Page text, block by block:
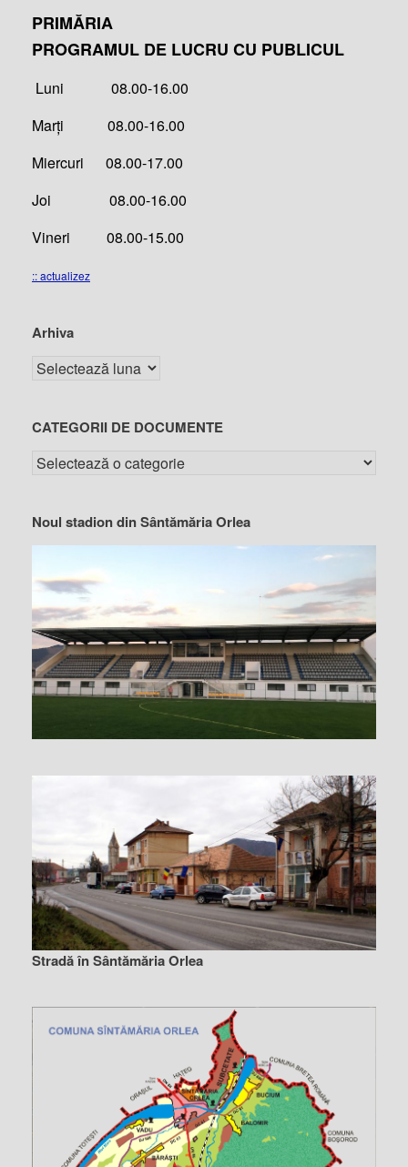
PRIMĂRIA
PROGRAMUL DE LUCRU CU PUBLICUL
Luni 08.00-16.00
Marți 08.00-16.00
Miercuri 08.00-17.00
Joi 08.00-16.00
Vineri 08.00-15.00
:: actualizez
Arhiva
CATEGORII DE DOCUMENTE
Noul stadion din Sântămăria Orlea
Stradă în Sântămăria Orlea